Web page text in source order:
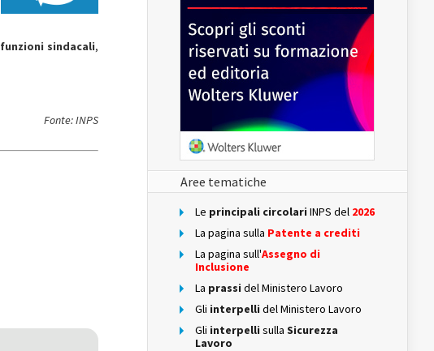
funzioni sindacali,
Fonte: INPS
Aree tematiche
Le principali circolari INPS del 2026
La pagina sulla Patente a crediti
La pagina sull'Assegno di
Inclusione
La prassi del Ministero Lavoro
Gli interpelli del Ministero Lavoro
Gli interpelli sulla Sicurezza
Lavoro